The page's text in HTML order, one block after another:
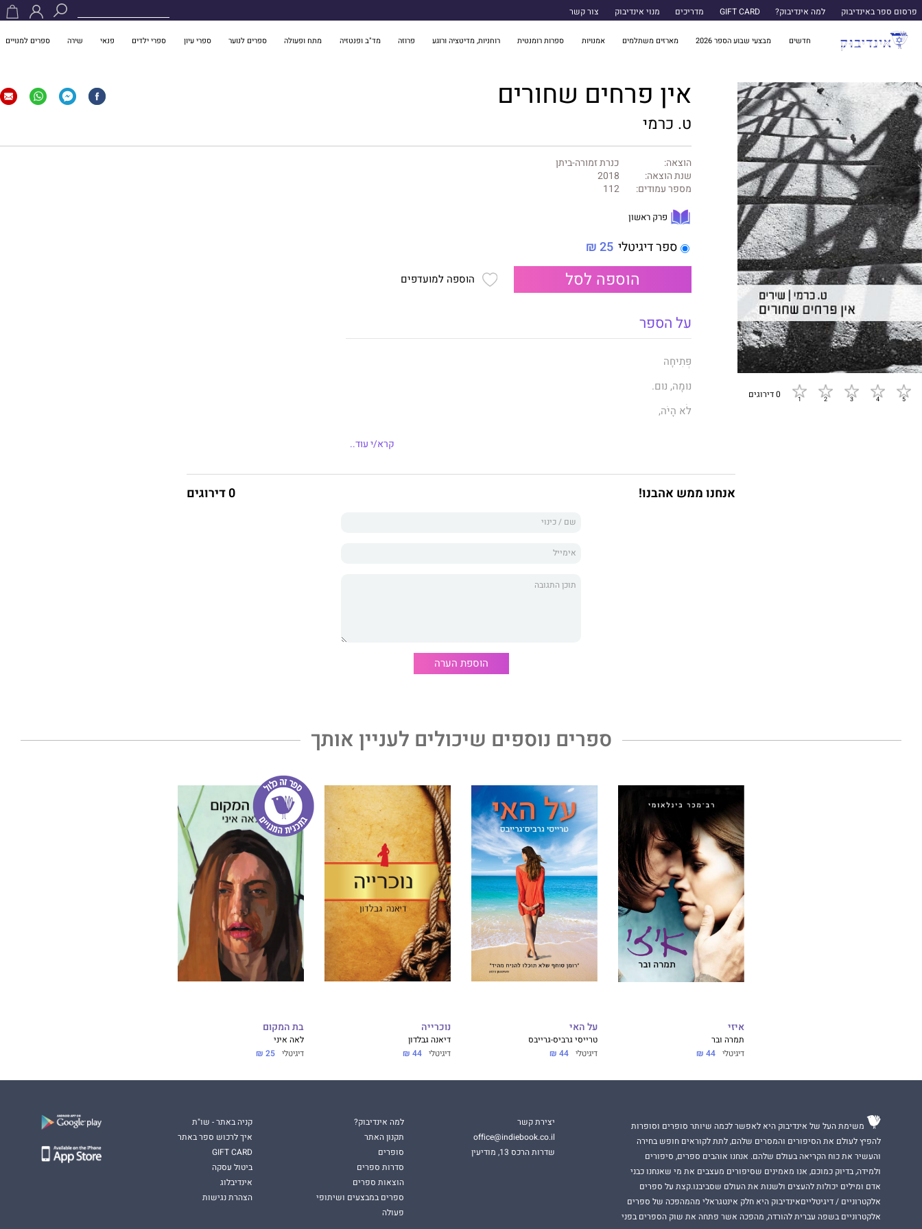
פרסום ספר באינדיבוק למה אינדיבוק? GIFT CARD מדריכים מנוי אינדיבוק צור קשר
חדשים מבצעי שבוע הספר 2026 מארזים משתלמים אמנויות ספרות רומנטית רוחניות, מדיטציה ורוגע פרוזה מד"ב ופנטזיה מתח ופעולה ספרים לנוער ספרי עיון ספרי ילדים פנאי שירה ספרים למנויים
0 דירוגים
אין פרחים שחורים
ט. כרמי
הוצאה:
כנרת זמורה-ביתן
שנת הוצאה:
2018
מספר עמודים:
112
פרק ראשון
ספר דיגיטלי 25 ₪
הוספה לסל הוספה למועדפים
על הספר
פְּתִיחָה
נוּמָה, נוּם.
לֹא הָיֹה,
אָמְנָם אַבָּא הִשְׁכִּים אֶל הַשּׁוּק.
הספר ראה אור לראשונה ב-1953 והיה ליצירה חשובה ופורצת דרך בתחום ספרות
השואה. בפתח הספר בחר כרמי לכתוב: "השמות, וכן פרטי הדמויות וההתרחשויות -
בדויים". אלא שהחומרים הארכיוניים מגלים דווקא קשר הדוק בין המציאות
ההיסטורית ובין היצירה.
חוקרת הספרותד"ר רחל סטפקיצאה למסע חיפוש ומחקר בעקבות היצירה
והצליחה, בין השאר, להתחקות אחר הגיבור הממשי של היצירה, המתגורר כיום
בפריס.
מהדורה מחודשת זו מלוּוה באחרית דבר פרי עטה, ובה נחשף הסיפור העומד מאחורי
היצירה, בהקשריו הספרותיים, ההיסטוריים והביוגרפיים.
קרא/י עוד..
אנחנו ממש אהבנו! 0 דירוגים
הוספת הערה
ספרים נוספים שיכולים לעניין אותך
איזי
תמרה ובר
דיגיטלי 44 ₪
על האי
טרייסי גרביס-גרייבס
דיגיטלי 44 ₪
נוכרייה
דיאנה גבלדון
דיגיטלי 44 ₪
בת המקום
לאה איני
דיגיטלי 25 ₪
משימת העל של אינדיבוק היא לאפשר לכמה שיותר סופרים וסופרות
להפיץ לעולם את הסיפורים והמסרים שלהם, לתת לקוראים חופש בחירה
והעשיר את כוח הקריאה בעולם שלהם. אנחנו אוהבים ספרים, סיפורים
ולמידה, בדיוק כמוכם, אנו מאמינים שסיפורים מעצבים את מי שאנחנו כבני
אדם ומילים יכולות להעצים ולשנות את העולם שסביבנו.קצת על ספרים
אלקטרוניים / דיגיטלייםאינדיבוק היא חלק אינטגראלי מהמהפכה של ספרים
אלקטרוניים בשפה עברית להורדה, מהפכה אשר פתחה את שוק הספרים בפני
יצירת קשר
office@indiebook.co.il
שדרות הרכס 13, מודיעין
למה אינדיבוק?
תקנון האתר
סופרים
סדרות ספרים
הוצאות ספרים
ספרים במבצעים ושיתופי
פעולה
קניה באתר - שו"ת
איך לרכוש ספר באתר
GIFT CARD
ביטול עסקה
אינדיבלוג
הצהרת נגישות